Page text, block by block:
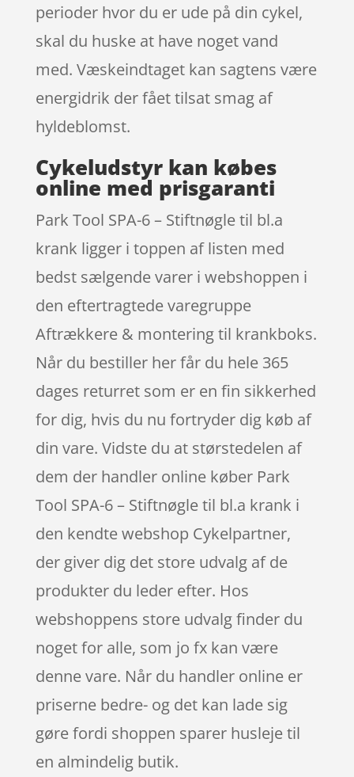
perioder hvor du er ude på din cykel,
skal du huske at have noget vand
med. Væskeindtaget kan sagtens være
energidrik der fået tilsat smag af
hyldeblomst.
Cykeludstyr kan købes
online med prisgaranti
Park Tool SPA-6 – Stiftnøgle til bl.a
krank ligger i toppen af listen med
bedst sælgende varer i webshoppen i
den eftertragtede varegruppe
Aftrækkere & montering til krankboks.
Når du bestiller her får du hele 365
dages returret som er en fin sikkerhed
for dig, hvis du nu fortryder dig køb af
din vare. Vidste du at størstedelen af
dem der handler online køber Park
Tool SPA-6 – Stiftnøgle til bl.a krank i
den kendte webshop Cykelpartner,
der giver dig det store udvalg af de
produkter du leder efter. Hos
webshoppens store udvalg finder du
noget for alle, som jo fx kan være
denne vare. Når du handler online er
priserne bedre- og det kan lade sig
gøre fordi shoppen sparer husleje til
en almindelig butik.